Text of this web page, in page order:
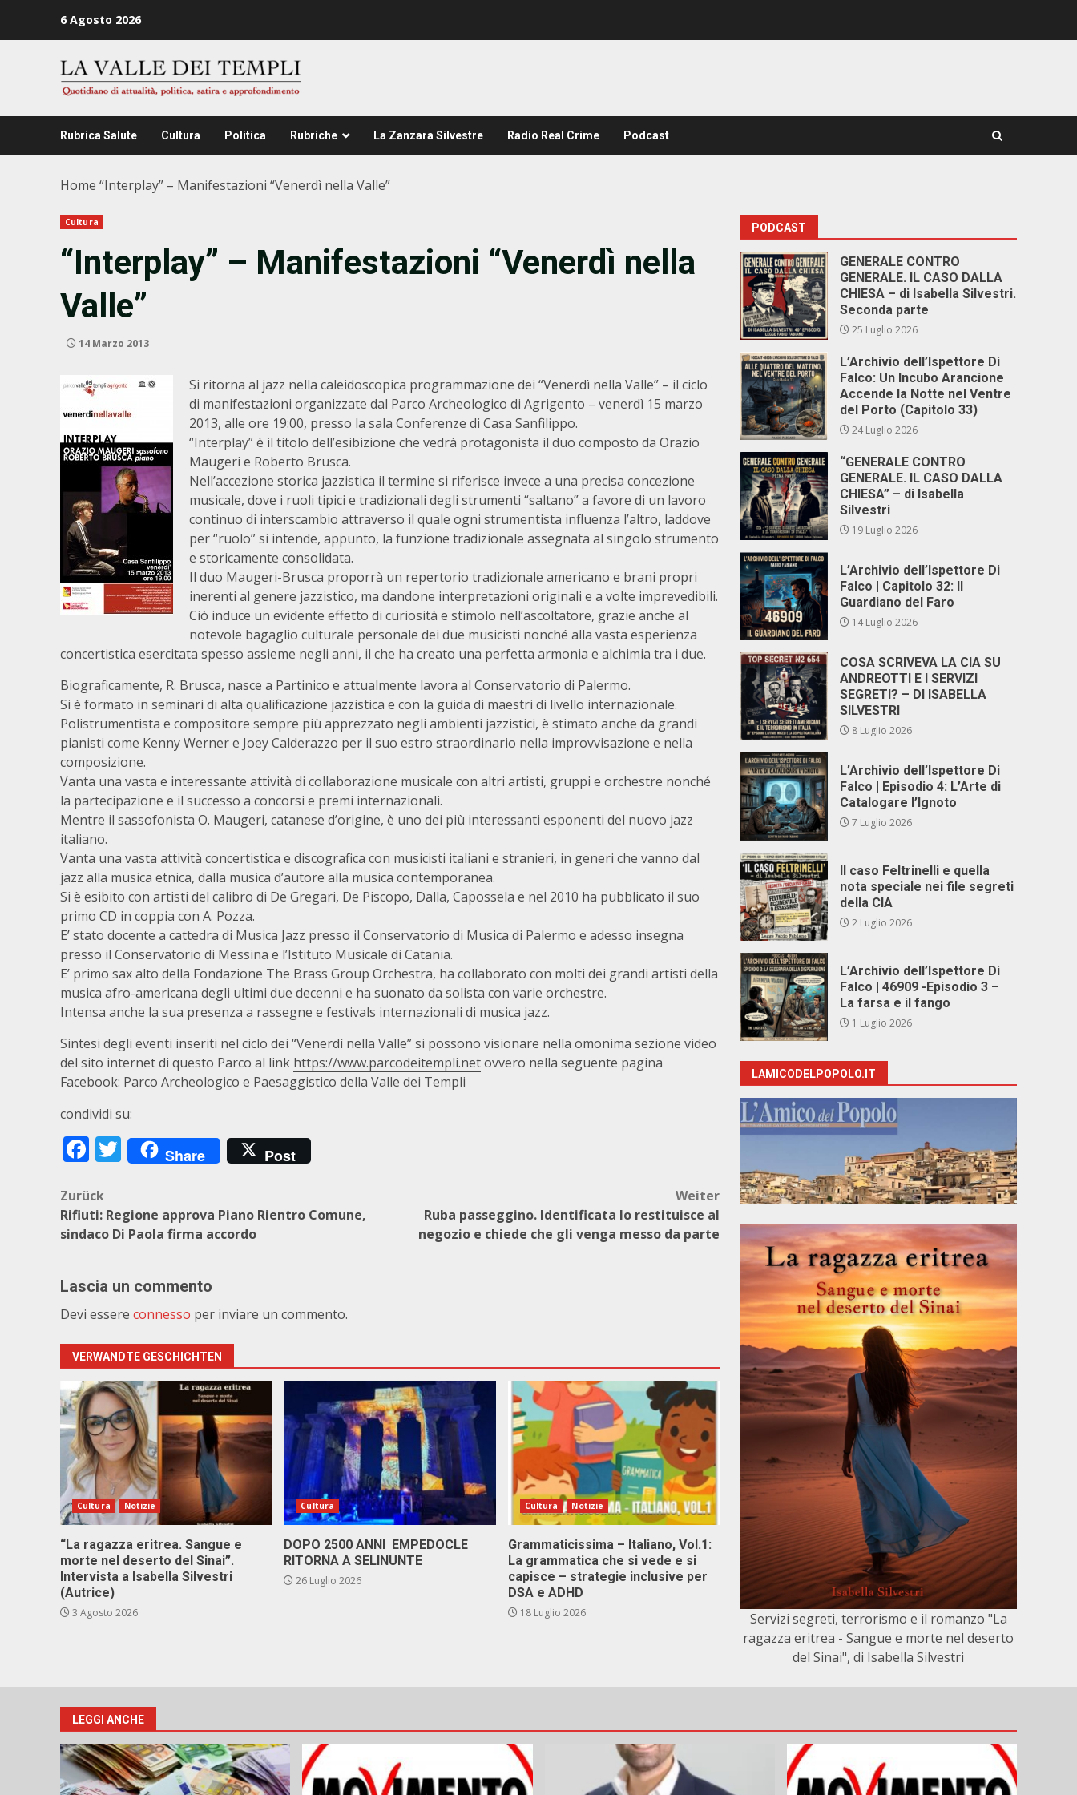
6 Agosto 2026
Rubrica Salute Cultura Politica Rubriche La Zanzara Silvestre Radio Real Crime Podcast
Home “Interplay” – Manifestazioni “Venerdì nella Valle”
Cultura
“Interplay” – Manifestazioni “Venerdì nella
Valle”
14 Marzo 2013
Si ritorna al jazz nella caleidoscopica programmazione dei “Venerdì nella Valle” – il ciclo
di manifestazioni organizzate dal Parco Archeologico di Agrigento – venerdì 15 marzo
2013, alle ore 19:00, presso la sala Conferenze di Casa Sanfilippo.
“Interplay” è il titolo dell’esibizione che vedrà protagonista il duo composto da Orazio
Maugeri e Roberto Brusca.
Nell’accezione storica jazzistica il termine si riferisce invece a una precisa concezione
musicale, dove i ruoli tipici e tradizionali degli strumenti “saltano” a favore di un lavoro
continuo di interscambio attraverso il quale ogni strumentista influenza l’altro, laddove
per “ruolo” si intende, appunto, la funzione tradizionale assegnata al singolo strumento
e storicamente consolidata.
Il duo Maugeri-Brusca proporrà un repertorio tradizionale americano e brani propri
inerenti al genere jazzistico, ma dandone interpretazioni originali e a volte imprevedibili.
Ciò induce un evidente effetto di curiosità e stimolo nell’ascoltatore, grazie anche al
notevole bagaglio culturale personale dei due musicisti nonché alla vasta esperienza
concertistica esercitata spesso assieme negli anni, il che ha creato una perfetta armonia e alchimia tra i due.
Biograficamente, R. Brusca, nasce a Partinico e attualmente lavora al Conservatorio di Palermo.
Si è formato in seminari di alta qualificazione jazzistica e con la guida di maestri di livello internazionale.
Polistrumentista e compositore sempre più apprezzato negli ambienti jazzistici, è stimato anche da grandi
pianisti come Kenny Werner e Joey Calderazzo per il suo estro straordinario nella improvvisazione e nella
composizione.
Vanta una vasta e interessante attività di collaborazione musicale con altri artisti, gruppi e orchestre nonché
la partecipazione e il successo a concorsi e premi internazionali.
Mentre il sassofonista O. Maugeri, catanese d’origine, è uno dei più interessanti esponenti del nuovo jazz
italiano.
Vanta una vasta attività concertistica e discografica con musicisti italiani e stranieri, in generi che vanno dal
jazz alla musica etnica, dalla musica d’autore alla musica contemporanea.
Si è esibito con artisti del calibro di De Gregari, De Piscopo, Dalla, Capossela e nel 2010 ha pubblicato il suo
primo CD in coppia con A. Pozza.
E’ stato docente a cattedra di Musica Jazz presso il Conservatorio di Musica di Palermo e adesso insegna
presso il Conservatorio di Messina e l’Istituto Musicale di Catania.
E’ primo sax alto della Fondazione The Brass Group Orchestra, ha collaborato con molti dei grandi artisti della
musica afro-americana degli ultimi due decenni e ha suonato da solista con varie orchestre.
Intensa anche la sua presenza a rassegne e festivals internazionali di musica jazz.
Sintesi degli eventi inseriti nel ciclo dei “Venerdì nella Valle” si possono visionare nella omonima sezione video
del sito internet di questo Parco al link https://www.parcodeitempli.netovvero nella seguente pagina
Facebook: Parco Archeologico e Paesaggistico della Valle dei Templi
condividi su:
Facebook
Twitter
Share Post
Beitragsnavigation
Zurück
Rifiuti: Regione approva Piano Rientro Comune,
sindaco Di Paola firma accordo
Weiter
Ruba passeggino. Identificata lo restituisce al
negozio e chiede che gli venga messo da parte
Lascia un commento
Devi essere connesso per inviare un commento.
VERWANDTE GESCHICHTEN
Cultura Notizie
“La ragazza eritrea. Sangue e
morte nel deserto del Sinai”.
Intervista a Isabella Silvestri
(Autrice)
3 Agosto 2026
Cultura
DOPO 2500 ANNI EMPEDOCLE
RITORNA A SELINUNTE
26 Luglio 2026
Cultura Notizie
Grammaticissima – Italiano, Vol.1:
La grammatica che si vede e si
capisce – strategie inclusive per
DSA e ADHD
18 Luglio 2026
PODCAST
GENERALE CONTRO
GENERALE. IL CASO DALLA
CHIESA – di Isabella Silvestri.
Seconda parte
25 Luglio 2026
L’Archivio dell’Ispettore Di
Falco: Un Incubo Arancione
Accende la Notte nel Ventre
del Porto (Capitolo 33)
24 Luglio 2026
“GENERALE CONTRO
GENERALE. IL CASO DALLA
CHIESA” – di Isabella
Silvestri
19 Luglio 2026
L’Archivio dell’Ispettore Di
Falco | Capitolo 32: Il
Guardiano del Faro
14 Luglio 2026
COSA SCRIVEVA LA CIA SU
ANDREOTTI E I SERVIZI
SEGRETI? – DI ISABELLA
SILVESTRI
8 Luglio 2026
L’Archivio dell’Ispettore Di
Falco | Episodio 4: L’Arte di
Catalogare l’Ignoto
7 Luglio 2026
Il caso Feltrinelli e quella
nota speciale nei file segreti
della CIA
2 Luglio 2026
L’Archivio dell’Ispettore Di
Falco | 46909 -Episodio 3 –
La farsa e il fango
1 Luglio 2026
LAMICODELPOPOLO.IT
Servizi segreti, terrorismo e il romanzo "La
ragazza eritrea - Sangue e morte nel deserto
del Sinai", di Isabella Silvestri
LEGGI ANCHE